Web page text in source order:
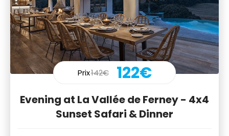
Prix142€ 122€
Evening at La Vallée de Ferney - 4x4
Sunset Safari & Dinner